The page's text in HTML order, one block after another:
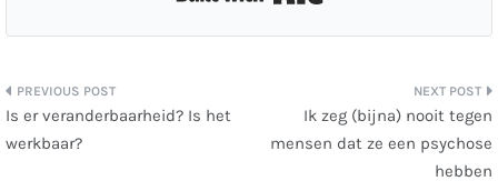
Bericht
navigatie
Is er veranderbaarheid? Is het
werkbaar?
Ik zeg (bijna) nooit tegen
mensen dat ze een psychose
hebben